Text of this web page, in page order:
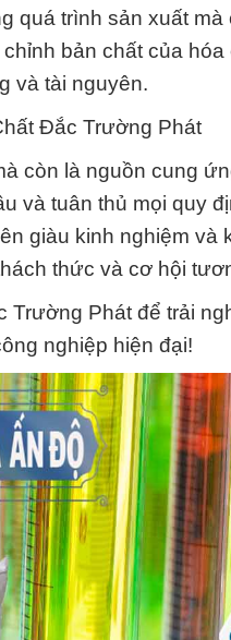
quá trình sản xuất
bản chất của
và tài nguyên.
Đắc Trường Phát
còn là nguồn cung
và tuân thủ mọi quy
giàu kinh nghiệm
thức và cơ hội
Phát để trải
nghiệp hiện đại!